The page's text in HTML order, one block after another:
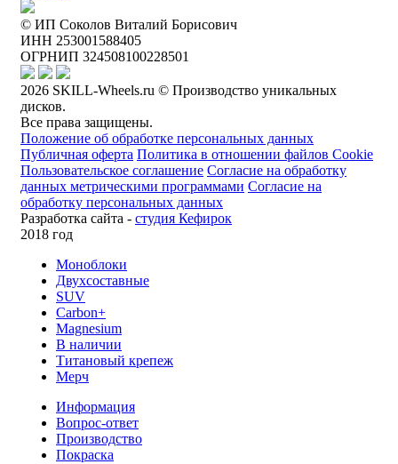
© ИП Соколов Виталий Борисович
ИНН 253001588405
ОГРНИП 324508100228501
2026 SKILL-Wheels.ru © Производство уникальных
дисков.
Все права защищены.
Положение об обработке персональных данных
Публичная оферта Политика в отношении файлов Cookie
Пользовательское соглашение Согласие на обработку
данных метрическими программами Согласие на
обработку персональных данных
Разработка сайта - студия Кефирок
2018 год
Моноблоки
Двухсоставные
SUV
Carbon+
Magnesium
В наличии
Титановый крепеж
Мерч
Информация
Вопрос-ответ
Производство
Покраска